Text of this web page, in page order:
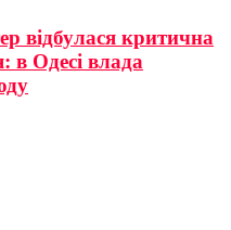
відбулася критична
в Одесі влада